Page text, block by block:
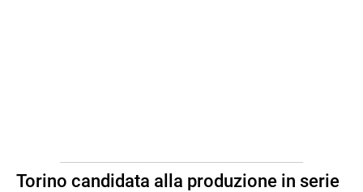
Torino candidata alla produzione in serie